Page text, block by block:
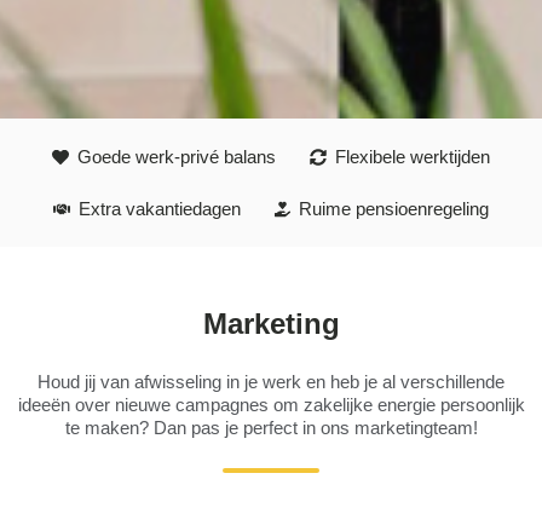
Goede werk-privé balans Flexibele werktijden
Extra vakantiedagen Ruime pensioenregeling
Marketing
Houd jij van afwisseling in je werk en heb je al verschillende
ideeën over nieuwe campagnes om zakelijke energie persoonlijk
te maken? Dan pas je perfect in ons marketingteam!